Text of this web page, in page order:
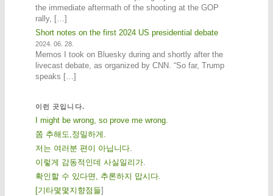
the immediate aftermath of the shooting at the GOP
rally, […]
Short notes on the first 2024 US presidential debate
2024. 06. 28.
Memos I took on Bluesky during and shortly after the
livecast debate, as organized by CNN. “So far, Trump
speaks […]
이런 곳입니다.
I might be wrong, so prove me wrong.
쫌 추해도,정밀하게.
저는 여러분 편이 아닙니다.
이렇게 감동적인데 사실일리가.
확인할 수 있다면, 추론하지 맙시다.
[기 타몇 몇 지 향점 들]